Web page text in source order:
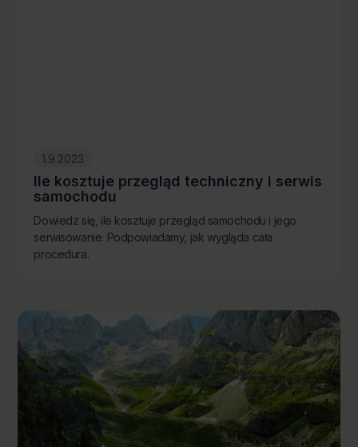
1.9.2023
Ile kosztuje przegląd techniczny i serwis
samochodu
Dowiedz się, ile kosztuje przegląd samochodu i jego
serwisowanie. Podpowiadamy, jak wygląda cała
procedura.